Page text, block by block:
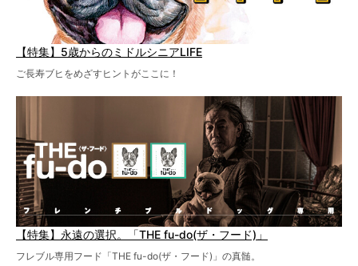
【特集】5歳からのミドルシニアLIFE
ご長寿ブヒをめざすヒントがここに！
【特集】永遠の選択。「THE fu-do(ザ・フード)」
フレブル専用フード「THE fu-do(ザ・フード)」の真髄。